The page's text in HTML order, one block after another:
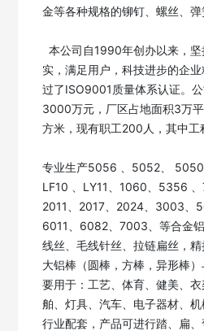
金等各种规格的铆钉、螺丝、弹
  本公司自1990年创办以来，坚持团结拼搏，开拓求
实，满足用户，科技进步的企
过了ISO9001质量体系认证。
3000万元，厂区占地面积3万
方米，现有职工200人，其中工
专业生产5056 、5052、
LF10 、LY11、1060、5356
2011、2017、2024、3003、
6011、6082、7003、等合金
线丝、毛线针丝、拉链扁丝，
大铝棒（圆棒，方棒，异形棒
要用于：工艺、体育、健美、
舶、灯具、汽车、电子器材、
行业配套，产品可进行踏、扁